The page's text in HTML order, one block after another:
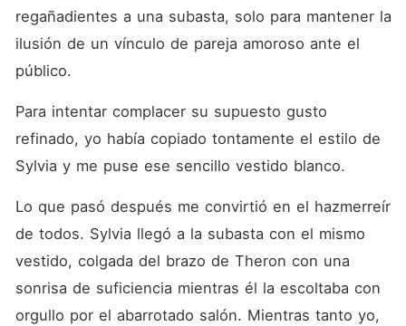
regañadientes a una subasta, solo para mantener la
ilusión de un vínculo de pareja amoroso ante el
público.
Para intentar complacer su supuesto gusto
refinado, yo había copiado tontamente el estilo de
Sylvia y me puse ese sencillo vestido blanco.
Lo que pasó después me convirtió en el hazmerreír
de todos. Sylvia llegó a la subasta con el mismo
vestido, colgada del brazo de Theron con una
sonrisa de suficiencia mientras él la escoltaba con
orgullo por el abarrotado salón. Mientras tanto yo,